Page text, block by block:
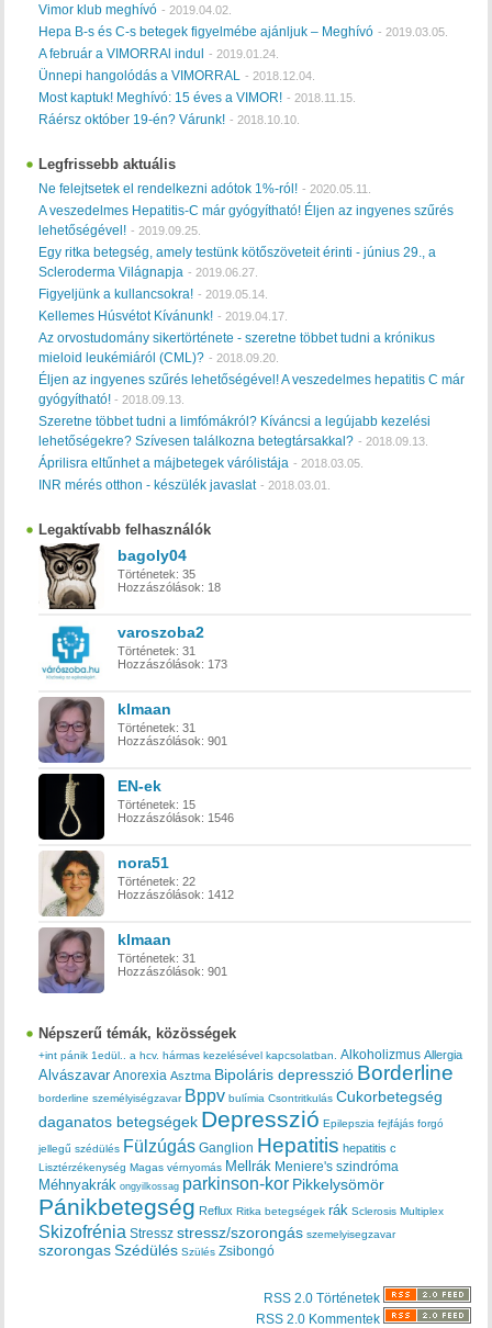
Vimor klub meghívó - 2019.04.02.
Hepa B-s és C-s betegek figyelmébe ajánljuk – Meghívó - 2019.03.05.
A február a VIMORRAl indul - 2019.01.24.
Ünnepi hangolódás a VIMORRAL - 2018.12.04.
Most kaptuk! Meghívó: 15 éves a VIMOR! - 2018.11.15.
Ráérsz október 19-én? Várunk! - 2018.10.10.
Legfrissebb aktuális
Ne felejtsetek el rendelkezni adótok 1%-ról! - 2020.05.11.
A veszedelmes Hepatitis-C már gyógyítható! Éljen az ingyenes szűrés
lehetőségével! - 2019.09.25.
Egy ritka betegség, amely testünk kötőszöveteit érinti - június 29., a
Scleroderma Világnapja - 2019.06.27.
Figyeljünk a kullancsokra! - 2019.05.14.
Kellemes Húsvétot Kívánunk! - 2019.04.17.
Az orvostudomány sikertörténete - szeretne többet tudni a krónikus
mieloid leukémiáról (CML)? - 2018.09.20.
Éljen az ingyenes szűrés lehetőségével! A veszedelmes hepatitis C már
gyógyítható!- 2018.09.13.
Szeretne többet tudni a limfómákról? Kíváncsi a legújabb kezelési
lehetőségekre? Szívesen találkozna betegtársakkal? - 2018.09.13.
Áprilisra eltűnhet a májbetegek várólistája - 2018.03.05.
INR mérés otthon - készülék javaslat - 2018.03.01.
Legaktívabb felhasználók
bagoly04
Történetek: 35
Hozzászólások: 18
varoszoba2
Történetek: 31
Hozzászólások: 173
klmaan
Történetek: 31
Hozzászólások: 901
EN-ek
Történetek: 15
Hozzászólások: 1546
nora51
Történetek: 22
Hozzászólások: 1412
klmaan
Történetek: 31
Hozzászólások: 901
Népszerű témák, közösségek
+int pánik 1edül.. a hcv. hármas kezelésével kapcsolatban. Alkoholizmus Allergia
Alvászavar Anorexia Asztma Bipoláris depresszió Borderline
borderline személyiségzavar Bppv bulímia Csontritkulás Cukorbetegség
daganatos betegségek Depresszió Epilepszia fejfájás forgó
jellegű szédülés Fülzúgás Ganglion Hepatitis hepatitis c
Lisztérzékenység Magas vérnyomás Mellrák Meniere's szindróma
Méhnyakrák ongyilkossag parkinson-kor Pikkelysömör
Pánikbetegség Reflux Ritka betegségek rák Sclerosis Multiplex
Skizofrénia Stressz stressz/szorongás szemelyisegzavar
szorongas Szédülés Szülés Zsibongó
RSS 2.0 Történetek
RSS 2.0 Kommentek